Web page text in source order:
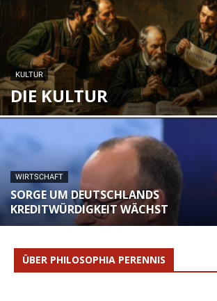
KULTUR
DIE KULTUR
WIRTSCHAFT
SORGE UM DEUTSCHLANDS
KREDITWÜRDIGKEIT WÄCHST
ÜBER PHILOSOPHIA PERENNIS